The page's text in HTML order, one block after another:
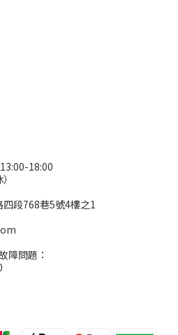
18:00
段768巷5號4樓之1
障問題：